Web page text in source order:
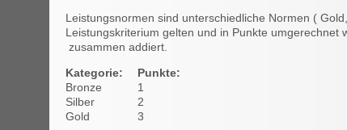
Leistungsnormen sind unterschiedliche Normen (
Leistungskriterium gelten und in Punkte umgerechnet
zusammen addiert.
Kategorie:
Punkte:
Bronze
1
Silber
2
Gold
3